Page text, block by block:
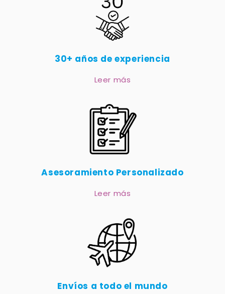
30+ años de experiencia
Leer más
Asesoramiento Personalizado
Leer más
Envíos a todo el mundo